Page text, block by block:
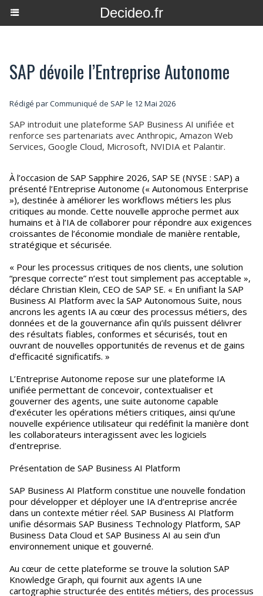
Decideo.fr
SAP dévoile l’Entreprise Autonome
Rédigé par Communiqué de SAP le 12 Mai 2026
SAP introduit une plateforme SAP Business AI unifiée et
renforce ses partenariats avec Anthropic, Amazon Web
Services, Google Cloud, Microsoft, NVIDIA et Palantir.
À l’occasion de SAP Sapphire 2026, SAP SE (NYSE : SAP) a
présenté l’Entreprise Autonome (« Autonomous Enterprise
»), destinée à améliorer les workflows métiers les plus
critiques au monde. Cette nouvelle approche permet aux
humains et à l’IA de collaborer pour répondre aux exigences
croissantes de l’économie mondiale de manière rentable,
stratégique et sécurisée.
« Pour les processus critiques de nos clients, une solution
“presque correcte” n’est tout simplement pas acceptable »,
déclare Christian Klein, CEO de SAP SE. « En unifiant la SAP
Business AI Platform avec la SAP Autonomous Suite, nous
ancrons les agents IA au cœur des processus métiers, des
données et de la gouvernance afin qu’ils puissent délivrer
des résultats fiables, conformes et sécurisés, tout en
ouvrant de nouvelles opportunités de revenus et de gains
d’efficacité significatifs. »
L’Entreprise Autonome repose sur une plateforme IA
unifiée permettant de concevoir, contextualiser et
gouverner des agents, une suite autonome capable
d’exécuter les opérations métiers critiques, ainsi qu’une
nouvelle expérience utilisateur qui redéfinit la manière dont
les collaborateurs interagissent avec les logiciels
d’entreprise.
Présentation de SAP Business AI Platform
SAP Business AI Platform constitue une nouvelle fondation
pour développer et déployer une IA d’entreprise ancrée
dans un contexte métier réel. SAP Business AI Platform
unifie désormais SAP Business Technology Platform, SAP
Business Data Cloud et SAP Business AI au sein d’un
environnement unique et gouverné.
Au cœur de cette plateforme se trouve la solution SAP
Knowledge Graph, qui fournit aux agents IA une
cartographie structurée des entités métiers, des processus